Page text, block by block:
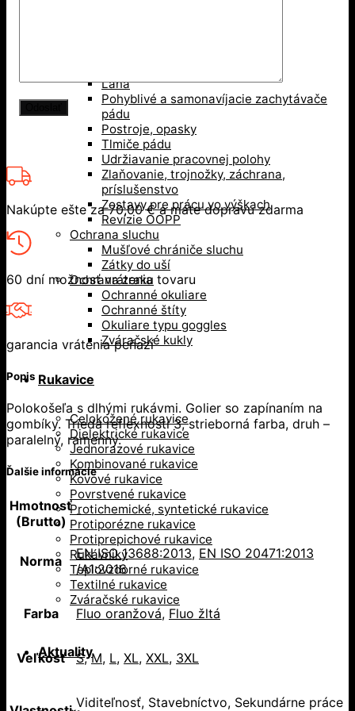
Laná
Pohyblivé a samonavíjacie zachytávače
pádu
Postroje, opasky
Tlmiče pádu
Udržiavanie pracovnej polohy
Zlaňovanie, trojnožky, záchrana,
príslušenstvo
Zostavy pre prácu vo výškach
Revízie OOPP
Ochrana sluchu
Mušľové chrániče sluchu
Zátky do uší
Ochrana zraku
Ochranné okuliare
Ochranné štíty
Okuliare typu goggles
Zváračské kukly
Rukavice
Celokožené rukavice
Dielektrické rukavice
Jednorazové rukavice
Kombinované rukavice
Kovové rukavice
Povrstvené rukavice
Protichemické, syntetické rukavice
Protiporézne rukavice
Protiprepichové rukavice
Rukávniky
Teplovzdorné rukavice
Textilné rukavice
Zváračské rukavice
Aktuality
Nakúpte ešte za70,00€a máte dopravu zdarma
60 dní možnosť vrátenia tovaru
garancia vrátenia peňazí
Popis
Polokošeľa s dlhými rukávmi. Golier so zapínaním na
gombíky. Trieda reflexnosti 3, strieborná farba, druh –
paralelný, ramenný.
Ďalšie informácie
Hmotnosť
(Brutto)
-
Norma EN ISO 13688:2013, EN ISO 20471:2013
/A1:2016
Farba Fluo oranžová, Fluo žltá
Veľkosť S,M, L, XL, XXL, 3XL
Viditeľnosť, Stavebníctvo, Sekundárne práce